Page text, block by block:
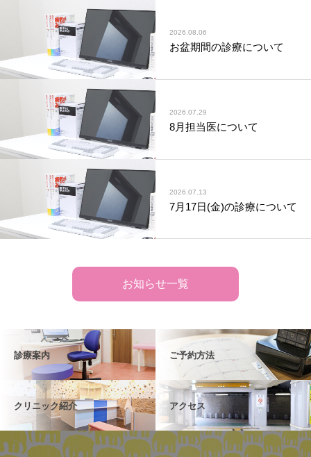
2026.08.06
お盆期間の診療について
2026.07.29
8月担当医について
2026.07.13
7月17日(金)の診療について
お知らせ一覧
診療案内 ご予約方法
クリニック紹介 アクセス